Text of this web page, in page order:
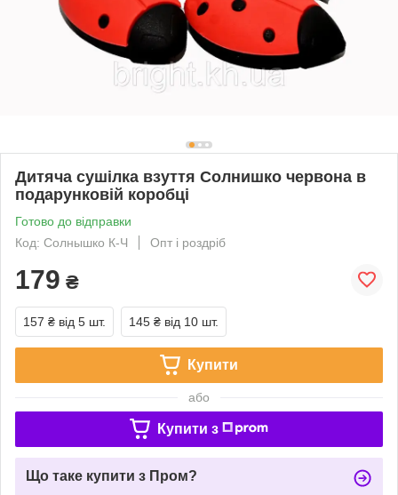
Дитяча сушілка взуття Солнишко червона в
подарунковій коробці
Готово до відправки
Код: Солнышко К-Ч
Опт і роздріб
179 ₴
157 ₴ від 5 шт. 145 ₴ від 10 шт.
Купити
або
Купити з
Що таке купити з Пром?